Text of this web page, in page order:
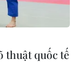
thuật quốc tế